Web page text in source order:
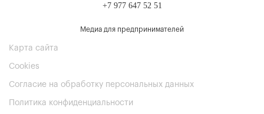
+7 977 647 52 51
Медиа для предпринимателей
Карта сайта
Cookies
Согласие на обработку персональных данных
Политика конфиденциальности